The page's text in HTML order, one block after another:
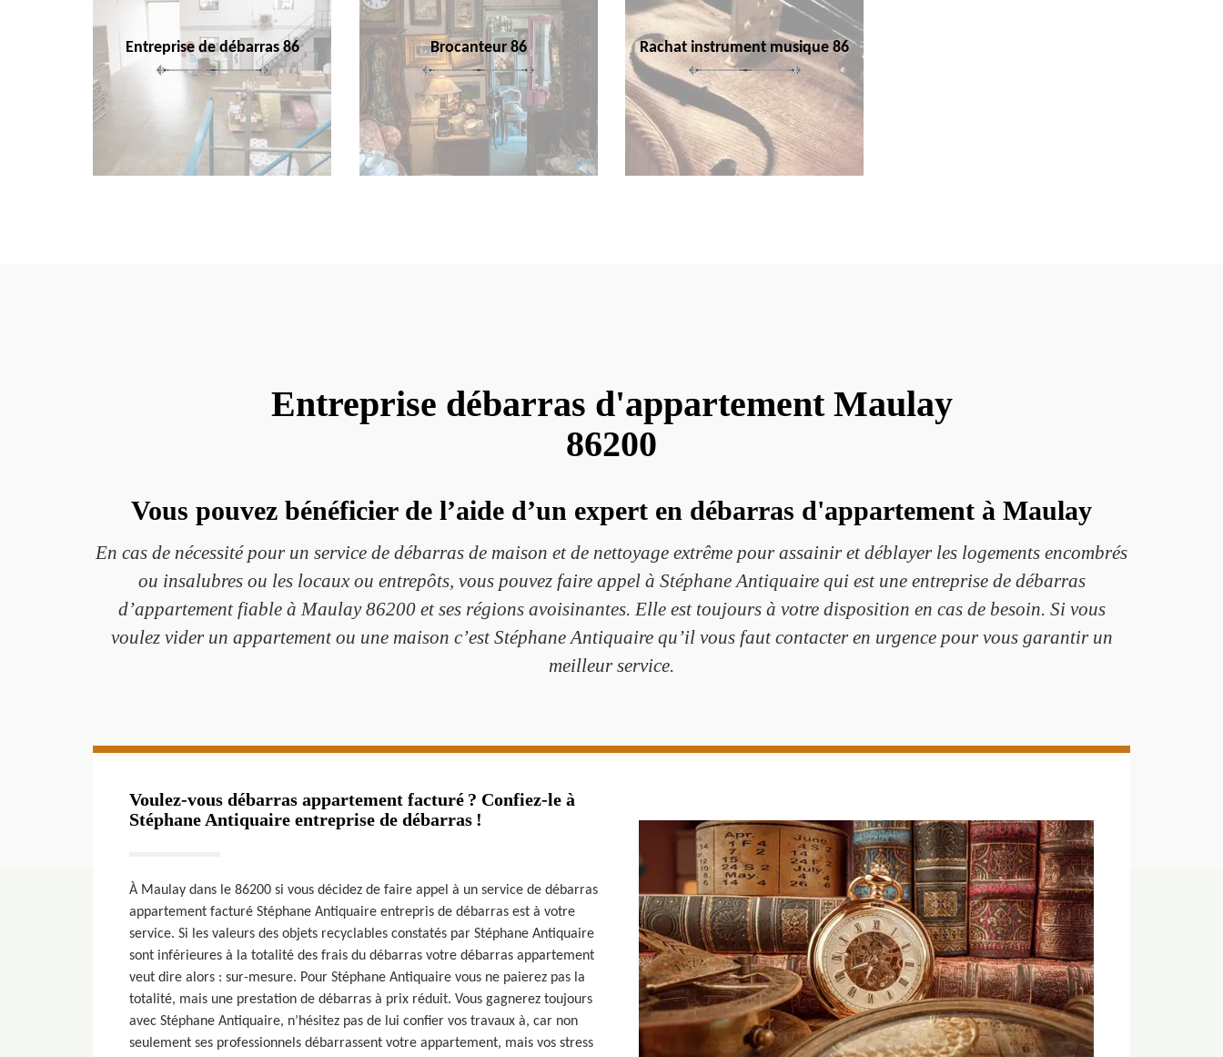
Entreprise de débarras 86 Brocanteur 86 Rachat instrument musique 86
Entreprise débarras d'appartement Maulay
86200
Vous pouvez bénéficier de l’aide d’un expert en débarras d'appartement à Maulay
En cas de nécessité pour un service de débarras de maison et de nettoyage extrême pour assainir et déblayer les logements encombrés
ou insalubres ou les locaux ou entrepôts, vous pouvez faire appel à Stéphane Antiquaire qui est une entreprise de débarras
d’appartement fiable à Maulay 86200 et ses régions avoisinantes. Elle est toujours à votre disposition en cas de besoin. Si vous
voulez vider un appartement ou une maison c’est Stéphane Antiquaire qu’il vous faut contacter en urgence pour vous garantir un
meilleur service.
Voulez-vous débarras appartement facturé ? Confiez-le à
Stéphane Antiquaire entreprise de débarras !
À Maulay dans le 86200 si vous décidez de faire appel à un service de débarras
appartement facturé Stéphane Antiquaire entrepris de débarras est à votre
service. Si les valeurs des objets recyclables constatés par Stéphane Antiquaire
sont inférieures à la totalité des frais du débarras votre débarras appartement
veut dire alors : sur-mesure. Pour Stéphane Antiquaire vous ne paierez pas la
totalité, mais une prestation de débarras à prix réduit. Vous gagnerez toujours
avec Stéphane Antiquaire, n’hésitez pas de lui confier vos travaux à, car non
seulement ses professionnels débarrassent votre appartement, mais vos stress